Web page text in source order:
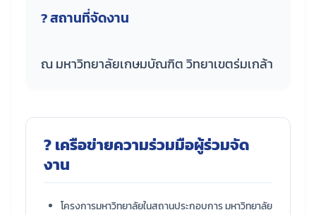
? สถานที่จัดงาน
ณ มหาวิทยาลัยเกษมบัณฑิต วิทยาเขตร่มเกล้า
? เครือข่ายความร่วมมือผู้ร่วมจัด
งาน
โครงการมหาวิทยาลัยในสถานประกอบการ มหาวิทยาลัย